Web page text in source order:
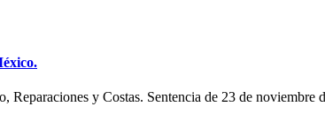
Reparaciones y Costas. Sentencia de 23 de noviembre